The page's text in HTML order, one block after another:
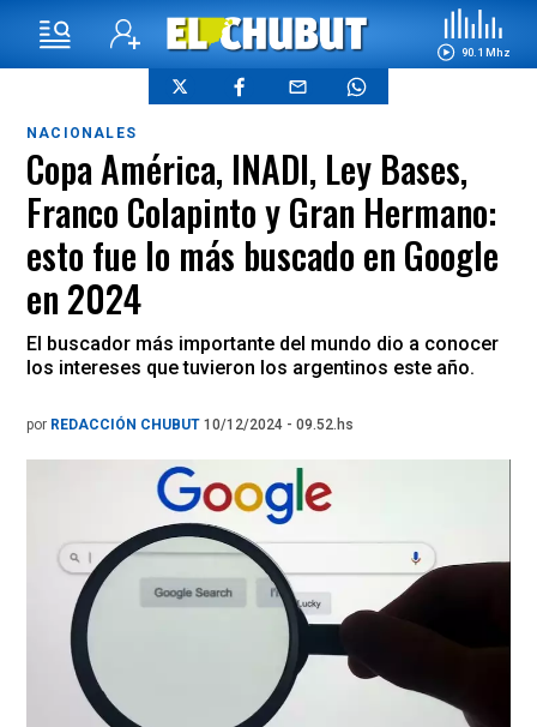
90.1 Mhz
NACIONALES
Copa América, INADI, Ley Bases,
Franco Colapinto y Gran Hermano:
esto fue lo más buscado en Google
en 2024
El buscador más importante del mundo dio a conocer
los intereses que tuvieron los argentinos este año.
por REDACCIÓN CHUBUT 10/12/2024 - 09.52.hs